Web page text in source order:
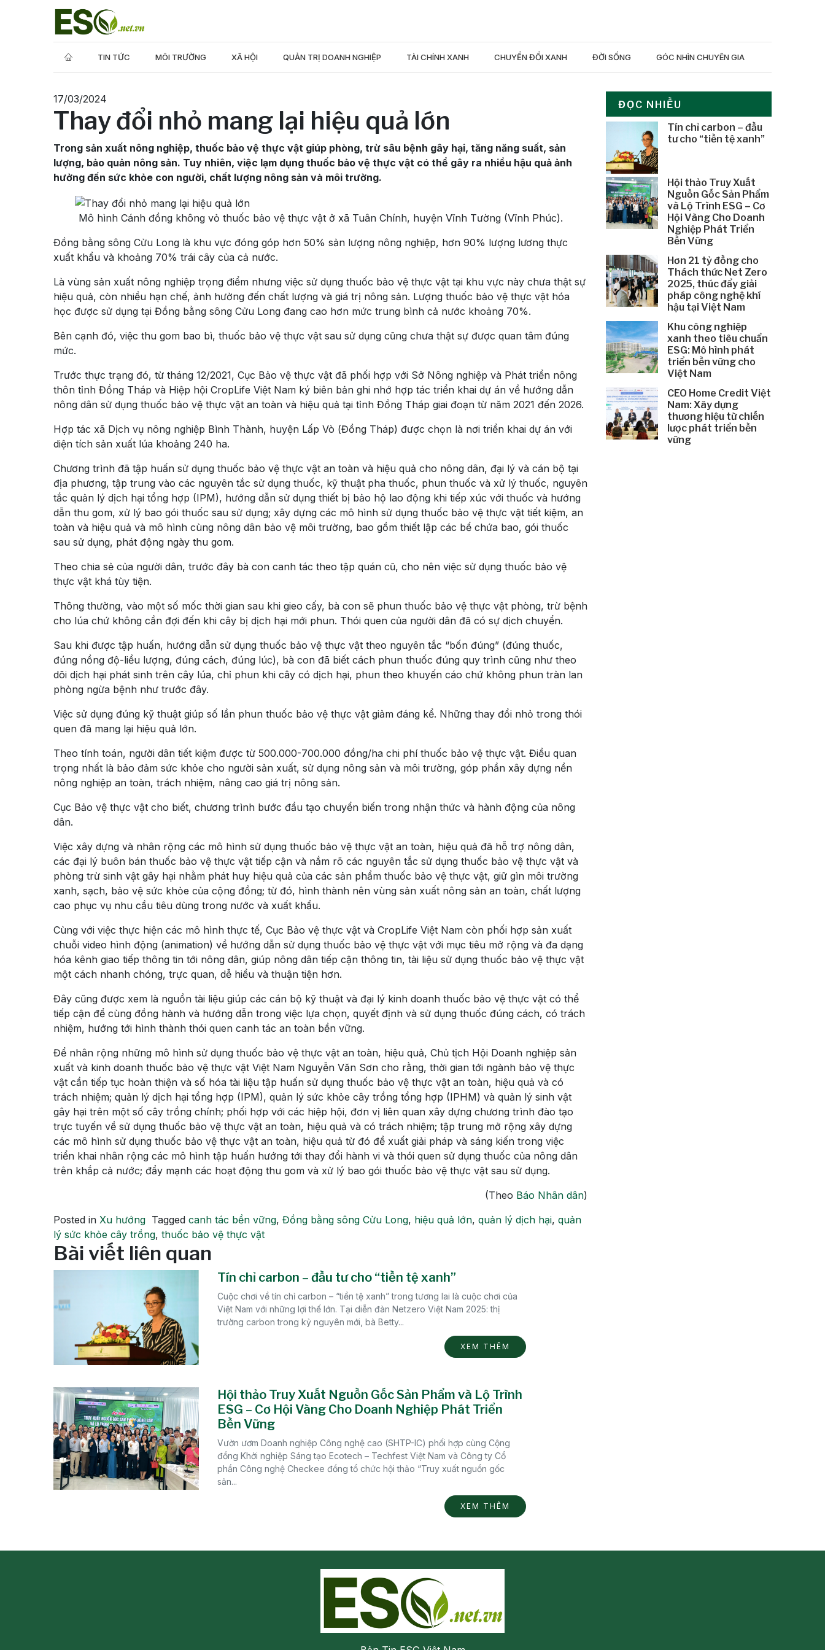
TIN TỨC MÔI TRƯỜNG XÃ HỘI QUẢN TRỊ DOANH NGHIỆP TÀI CHÍNH XANH CHUYỂN ĐỔI XANH ĐỜI SỐNG GÓC NHÌN CHUYÊN GIA
17/03/2024
Thay đổi nhỏ mang lại hiệu quả lớn
Trong sản xuất nông nghiệp, thuốc bảo vệ thực vật giúp phòng, trừ sâu bệnh gây hại, tăng năng suất, sản
lượng, bảo quản nông sản. Tuy nhiên, việc lạm dụng thuốc bảo vệ thực vật có thể gây ra nhiều hậu quả ảnh
hưởng đến sức khỏe con người, chất lượng nông sản và môi trường.
Mô hình Cánh đồng không vỏ thuốc bảo vệ thực vật ở xã Tuân Chính, huyện Vĩnh Tường (Vĩnh Phúc).
Đồng bằng sông Cửu Long là khu vực đóng góp hơn 50% sản lượng nông nghiệp, hơn 90% lượng lương thực
xuất khẩu và khoảng 70% trái cây của cả nước.
Là vùng sản xuất nông nghiệp trọng điểm nhưng việc sử dụng thuốc bảo vệ thực vật tại khu vực này chưa thật sự
hiệu quả, còn nhiều hạn chế, ảnh hưởng đến chất lượng và giá trị nông sản. Lượng thuốc bảo vệ thực vật hóa
học được sử dụng tại Đồng bằng sông Cửu Long đang cao hơn mức trung bình cả nước khoảng 70%.
Bên cạnh đó, việc thu gom bao bì, thuốc bảo vệ thực vật sau sử dụng cũng chưa thật sự được quan tâm đúng
mức.
Trước thực trạng đó, từ tháng 12/2021, Cục Bảo vệ thực vật đã phối hợp với Sở Nông nghiệp và Phát triển nông
thôn tỉnh Đồng Tháp và Hiệp hội CropLife Việt Nam ký biên bản ghi nhớ hợp tác triển khai dự án về hướng dẫn
nông dân sử dụng thuốc bảo vệ thực vật an toàn và hiệu quả tại tỉnh Đồng Tháp giai đoạn từ năm 2021 đến 2026.
Hợp tác xã Dịch vụ nông nghiệp Bình Thành, huyện Lấp Vò (Đồng Tháp) được chọn là nơi triển khai dự án với
diện tích sản xuất lúa khoảng 240 ha.
Chương trình đã tập huấn sử dụng thuốc bảo vệ thực vật an toàn và hiệu quả cho nông dân, đại lý và cán bộ tại
địa phương, tập trung vào các nguyên tắc sử dụng thuốc, kỹ thuật pha thuốc, phun thuốc và xử lý thuốc, nguyên
tắc quản lý dịch hại tổng hợp (IPM), hướng dẫn sử dụng thiết bị bảo hộ lao động khi tiếp xúc với thuốc và hướng
dẫn thu gom, xử lý bao gói thuốc sau sử dụng; xây dựng các mô hình sử dụng thuốc bảo vệ thực vật tiết kiệm, an
toàn và hiệu quả và mô hình cùng nông dân bảo vệ môi trường, bao gồm thiết lập các bể chứa bao, gói thuốc
sau sử dụng, phát động ngày thu gom.
Theo chia sẻ của người dân, trước đây bà con canh tác theo tập quán cũ, cho nên việc sử dụng thuốc bảo vệ
thực vật khá tùy tiện.
Thông thường, vào một số mốc thời gian sau khi gieo cấy, bà con sẽ phun thuốc bảo vệ thực vật phòng, trừ bệnh
cho lúa chứ không cần đợi đến khi cây bị dịch hại mới phun. Thói quen của người dân đã có sự dịch chuyển.
Sau khi được tập huấn, hướng dẫn sử dụng thuốc bảo vệ thực vật theo nguyên tắc “bốn đúng” (đúng thuốc,
đúng nồng độ-liều lượng, đúng cách, đúng lúc), bà con đã biết cách phun thuốc đúng quy trình cũng như theo
dõi dịch hại phát sinh trên cây lúa, chỉ phun khi cây có dịch hại, phun theo khuyến cáo chứ không phun tràn lan
phòng ngừa bệnh như trước đây.
Việc sử dụng đúng kỹ thuật giúp số lần phun thuốc bảo vệ thực vật giảm đáng kể. Những thay đổi nhỏ trong thói
quen đã mang lại hiệu quả lớn.
Theo tính toán, người dân tiết kiệm được từ 500.000-700.000 đồng/ha chi phí thuốc bảo vệ thực vật. Điều quan
trọng nhất là bảo đảm sức khỏe cho người sản xuất, sử dụng nông sản và môi trường, góp phần xây dựng nền
nông nghiệp an toàn, trách nhiệm, nâng cao giá trị nông sản.
Cục Bảo vệ thực vật cho biết, chương trình bước đầu tạo chuyển biến trong nhận thức và hành động của nông
dân.
Việc xây dựng và nhân rộng các mô hình sử dụng thuốc bảo vệ thực vật an toàn, hiệu quả đã hỗ trợ nông dân,
các đại lý buôn bán thuốc bảo vệ thực vật tiếp cận và nắm rõ các nguyên tắc sử dụng thuốc bảo vệ thực vật và
phòng trừ sinh vật gây hại nhằm phát huy hiệu quả của các sản phẩm thuốc bảo vệ thực vật, giữ gìn môi trường
xanh, sạch, bảo vệ sức khỏe của cộng đồng; từ đó, hình thành nên vùng sản xuất nông sản an toàn, chất lượng
cao phục vụ nhu cầu tiêu dùng trong nước và xuất khẩu.
Cùng với việc thực hiện các mô hình thực tế, Cục Bảo vệ thực vật và CropLife Việt Nam còn phối hợp sản xuất
chuỗi video hình động (animation) về hướng dẫn sử dụng thuốc bảo vệ thực vật với mục tiêu mở rộng và đa dạng
hóa kênh giao tiếp thông tin tới nông dân, giúp nông dân tiếp cận thông tin, tài liệu sử dụng thuốc bảo vệ thực vật
một cách nhanh chóng, trực quan, dễ hiểu và thuận tiện hơn.
Đây cũng được xem là nguồn tài liệu giúp các cán bộ kỹ thuật và đại lý kinh doanh thuốc bảo vệ thực vật có thể
tiếp cận để cùng đồng hành và hướng dẫn trong việc lựa chọn, quyết định và sử dụng thuốc đúng cách, có trách
nhiệm, hướng tới hình thành thói quen canh tác an toàn bền vững.
Để nhân rộng những mô hình sử dụng thuốc bảo vệ thực vật an toàn, hiệu quả, Chủ tịch Hội Doanh nghiệp sản
xuất và kinh doanh thuốc bảo vệ thực vật Việt Nam Nguyễn Văn Sơn cho rằng, thời gian tới ngành bảo vệ thực
vật cần tiếp tục hoàn thiện và số hóa tài liệu tập huấn sử dụng thuốc bảo vệ thực vật an toàn, hiệu quả và có
trách nhiệm; quản lý dịch hại tổng hợp (IPM), quản lý sức khỏe cây trồng tổng hợp (IPHM) và quản lý sinh vật
gây hại trên một số cây trồng chính; phối hợp với các hiệp hội, đơn vị liên quan xây dựng chương trình đào tạo
trực tuyến về sử dụng thuốc bảo vệ thực vật an toàn, hiệu quả và có trách nhiệm; tập trung mở rộng xây dựng
các mô hình sử dụng thuốc bảo vệ thực vật an toàn, hiệu quả từ đó đề xuất giải pháp và sáng kiến trong việc
triển khai nhân rộng các mô hình tập huấn hướng tới thay đổi hành vi và thói quen sử dụng thuốc của nông dân
trên khắp cả nước; đẩy mạnh các hoạt động thu gom và xử lý bao gói thuốc bảo vệ thực vật sau sử dụng.
(Theo Báo Nhân dân)
Posted in Xu hướng Tagged canh tác bền vững, Đồng bằng sông Cửu Long, hiệu quả lớn, quản lý dịch hại, quản
lý sức khỏe cây trồng, thuốc bảo vệ thực vật
ĐỌC NHIỀU
Tín chỉ carbon – đầu
tư cho “tiền tệ xanh”
Hội thảo Truy Xuất
Nguồn Gốc Sản Phẩm
và Lộ Trình ESG – Cơ
Hội Vàng Cho Doanh
Nghiệp Phát Triển
Bền Vững
Hơn 21 tỷ đồng cho
Thách thức Net Zero
2025, thúc đẩy giải
pháp công nghệ khí
hậu tại Việt Nam
Khu công nghiệp
xanh theo tiêu chuẩn
ESG: Mô hình phát
triển bền vững cho
Việt Nam
CEO Home Credit Việt
Nam: Xây dựng
thương hiệu từ chiến
lược phát triển bền
vững
Bài viết liên quan
Tín chỉ carbon – đầu tư cho “tiền tệ xanh”
Cuộc chơi về tín chỉ carbon – “tiền tệ xanh” trong tương lai là cuộc chơi của
Việt Nam với những lợi thế lớn. Tại diễn đàn Netzero Việt Nam 2025: thị
trường carbon trong kỷ nguyên mới, bà Betty...
XEM THÊM
Hội thảo Truy Xuất Nguồn Gốc Sản Phẩm và Lộ Trình
ESG – Cơ Hội Vàng Cho Doanh Nghiệp Phát Triển
Bền Vững
Vườn ươm Doanh nghiệp Công nghệ cao (SHTP-IC) phối hợp cùng Cộng
đồng Khởi nghiệp Sáng tạo Ecotech – Techfest Việt Nam và Công ty Cổ
phần Công nghệ Checkee đồng tổ chức hội thảo “Truy xuất nguồn gốc
sản...
XEM THÊM